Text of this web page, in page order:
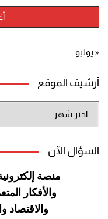
« يوليو
أرشيف الموقع
الموقع
السؤال الآن
منصة
والأفكار
والاقتصاد